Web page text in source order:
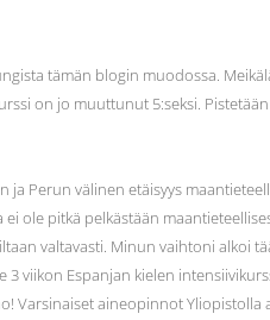
tämän blogin muodossa.
on jo muuttunut 5:seksi.
Perun välinen etäisyys
ole pitkä pelkästään
valtavasti. Minun vaihtoni alkoi
viikon Espanjan kielen
Varsinaiset aineopinnot